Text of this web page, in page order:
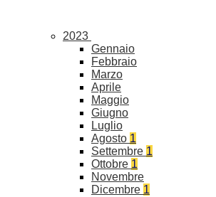
2023
Gennaio
Febbraio
Marzo
Aprile
Maggio
Giugno
Luglio
Agosto 1
Settembre 1
Ottobre 1
Novembre
Dicembre 1